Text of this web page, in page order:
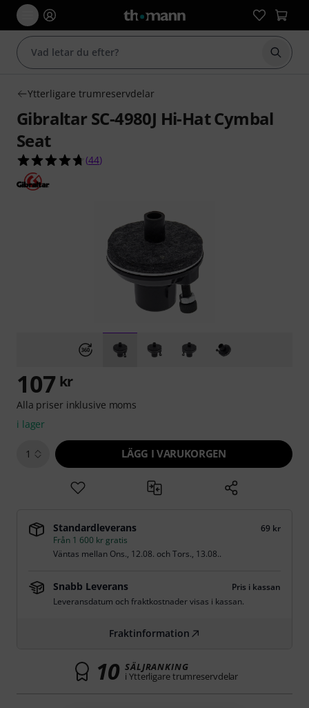
Börja
Ytterligare trumreservdelar
Gibraltar SC-4980J Hi-Hat Cymbal
Seat
4.7 av 5 stjärnor från 44 kundbetyg
(44)
107 kr
Alla priser inklusive moms
i lager
1 LÄGG I VARUKORGEN
Standardleverans
69 kr
Från 1 600 kr gratis
Väntas mellan Ons., 12.08. ochTors., 13.08..
Snabb Leverans
Pris i kassan
Leveransdatum och fraktkostnader visas i kassan.
Fraktinformation
10 SÄLJRANKING
i Ytterligare trumreservdelar